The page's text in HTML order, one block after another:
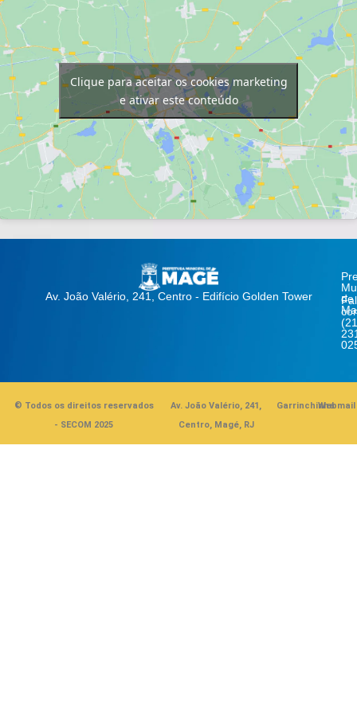
Clique para aceitar os cookies marketing
e ativar este conteúdo
Av. João Valério, 241, Centro - Edifício Golden Tower
de
© Todos os direitos reservados
- SECOM 2025
Av. João Valério, 241,
Centro, Magé, RJ
GarrinchinhaWebmail